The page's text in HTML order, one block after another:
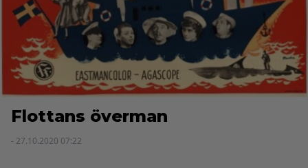
Flottans överman
- 27.10.2020 07:22